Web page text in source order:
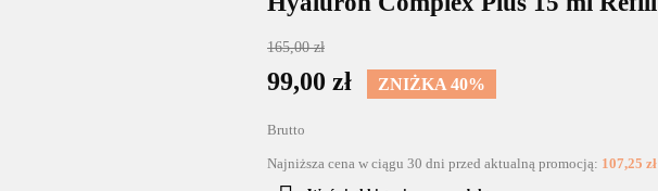
165,00 zł
99,00 zł ZNIŻKA 40%
Brutto
Najniższa cena w ciągu 30 dni przed aktualną promocją: 107,25 zł